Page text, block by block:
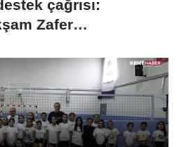
çağrısı:
Zafer